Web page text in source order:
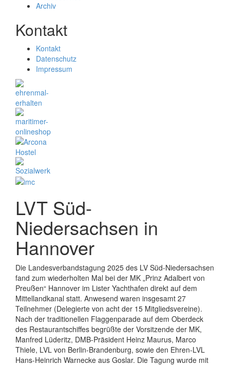
Archiv
Kontakt
Kontakt
Datenschutz
Impressum
LVT Süd-
Niedersachsen in
Hannover
Die Landesverbandstagung 2025 des LV Süd-Niedersachsen
fand zum wiederholten Mal bei der MK „Prinz Adalbert von
Preußen“ Hannover im Lister Yachthafen direkt auf dem
Mittellandkanal statt. Anwesend waren insgesamt 27
Teilnehmer (Delegierte von acht der 15 Mitgliedsvereine).
Nach der traditionellen Flaggenparade auf dem Oberdeck
des Restaurantschiffes begrüßte der Vorsitzende der MK,
Manfred Lüderitz, DMB-Präsident Heinz Maurus, Marco
Thiele, LVL von Berlin-Brandenburg, sowie den Ehren-LVL
Hans-Heinrich Warnecke aus Goslar. Die Tagung wurde mit